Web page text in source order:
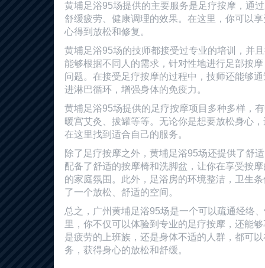
黄埔足浴95场提供的主要服务是足疗按摩，通
舒缓疲劳、健康调理的效果。在这里，你可以
心得到放松和修复。
黄埔足浴95场的技师都接受过专业的培训，并
能够根据不同人的需求，针对性地进行足部按
问题。在接受足疗按摩的过程中，技师还能够
进淋巴循环，增强身体的免疫力。
黄埔足浴95场提供的足疗按摩项目多种多样，
暖宫艾灸、拔罐等等。无论你是想要放松身心
在这里找到适合自己的服务。
除了足疗按摩之外，黄埔足浴95场还提供了舒
配备了舒适的按摩椅和洗脚盆，让你在享受按
的家庭氛围。此外，足浴房的环境整洁，卫生
了一个放松、舒适的空间。
总之，广州黄埔足浴95场是一个可以疏通经络
里，你不仅可以体验到专业的足疗按摩，还能
是疲劳的上班族，还是身体不适的人群，都可
务，获得身心的放松和舒缓。